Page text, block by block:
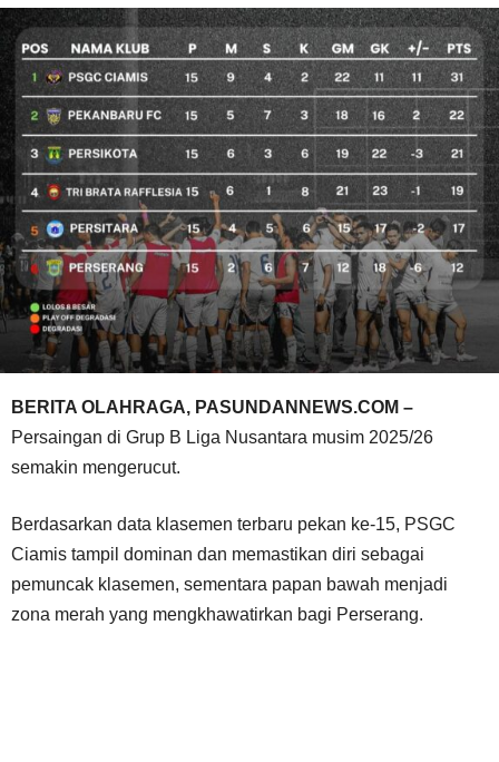
BERITA OLAHRAGA, PASUNDANNEWS.COM –
Persaingan di Grup B Liga Nusantara musim 2025/26
semakin mengerucut.
Berdasarkan data klasemen terbaru pekan ke-15, PSGC
Ciamis tampil dominan dan memastikan diri sebagai
pemuncak klasemen, sementara papan bawah menjadi
zona merah yang mengkhawatirkan bagi Perserang.